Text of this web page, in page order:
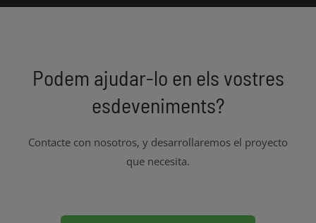
Podem ajudar-lo en els vostres
esdeveniments?
Contacte con nosotros, y desarrollaremos el proyecto
que necesita.